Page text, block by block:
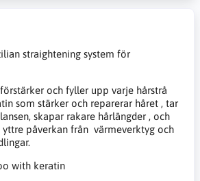
straightening system för
och fyller upp varje hårstrå
som stärker och reparerar håret , tar
skapar rakare hårlängder , och
påverkan från värmeverktyg och
with keratin